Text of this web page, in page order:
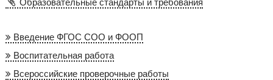
Образовательные стандарты и требования
Введение ФГОС СОО и ФООП
Воспитательная работа
Всероссийские проверочные работы